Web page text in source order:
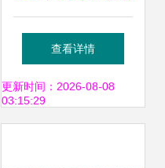
作技能竞赛圆满结
束 创新与技术开发
查看详情
更新时间：2026-08-08
03:15:29